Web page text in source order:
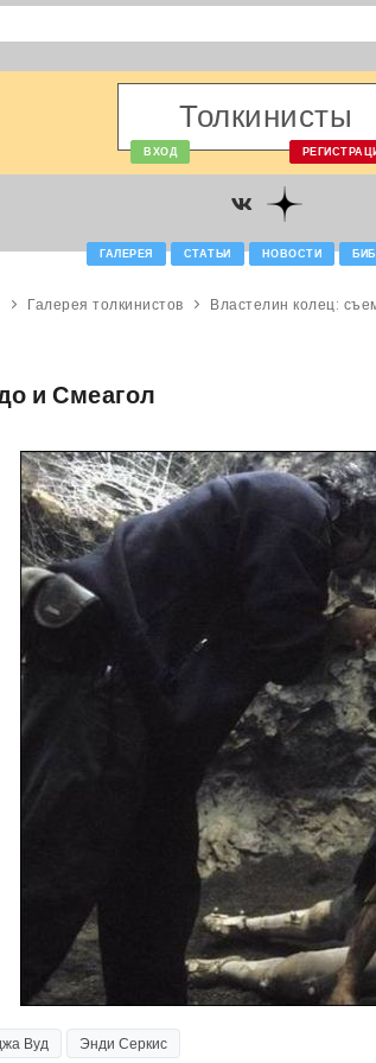
Толкинисты
ВХОД
ГАЛЕРЕЯ СТАТЬИ НОВОСТИ
Галерея толкинистов Властелин колец:
и Смеагол
Вуд Энди Серкис